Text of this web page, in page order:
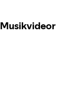
Musikvideor